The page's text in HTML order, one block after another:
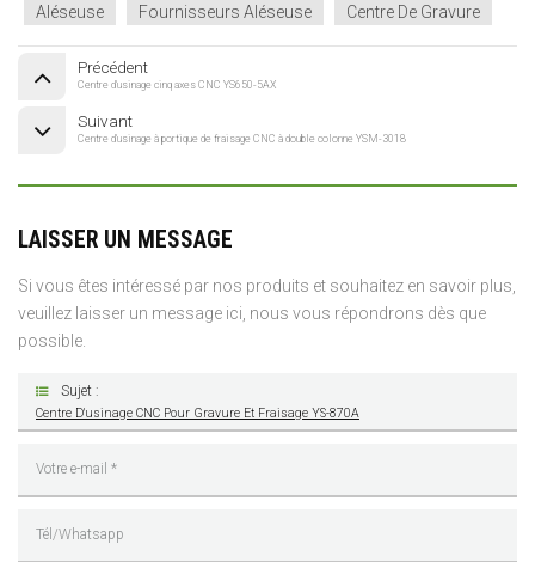
Aléseuse
Fournisseurs Aléseuse Centre De Gravure
Précédent
Centre d'usinage cinq axes CNC YS650-5AX
Suivant
Centre d'usinage à portique de fraisage CNC à double colonne YSM-3018
LAISSER UN MESSAGE
Si vous êtes intéressé par nos produits et souhaitez en savoir plus,
veuillez laisser un message ici, nous vous répondrons dès que
possible.
Sujet :
Centre D'usinage CNC Pour Gravure Et Fraisage YS-870A